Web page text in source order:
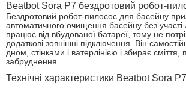
Beatbot Sora P7 бездротовий робот-
Бездротовий робот-пилосос для басейну
автоматичного очищення басейну без
працює від вбудованої батареї, тому не
додаткові зовнішні підключення. Він
дном, стінками і ватерлінією і збирає сміття,
забруднення.
Технічні характеристики Beatbot Sora P7